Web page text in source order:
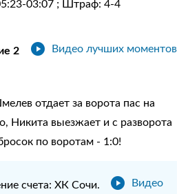
03:07 ; Штраф: 4-4
Видео лучших моментов
2
отдает за ворота пас на
Никита выезжает и с разворота
по воротам - 1:0!
Видео
счета: ХК Сочи.